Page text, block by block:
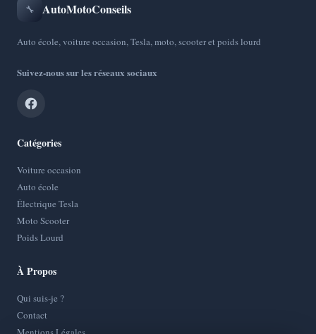
🔧 AutoMotoConseils
Auto école, voiture occasion, Tesla, moto, scooter et poids lourd
Suivez-nous sur les réseaux sociaux
Catégories
Voiture occasion
Auto école
Électrique Tesla
Moto Scooter
Poids Lourd
À Propos
Qui suis-je ?
Contact